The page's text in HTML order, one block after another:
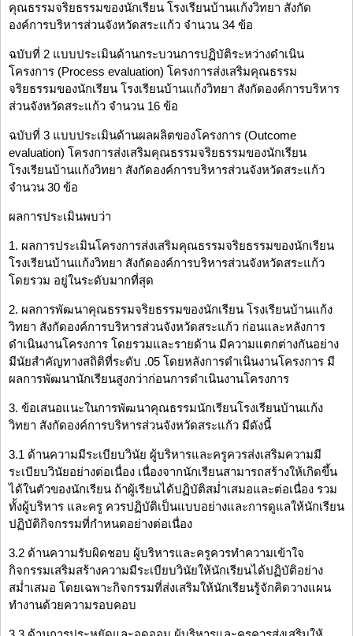
คุณธรรมจริยธรรมของนักเรียน โรงเรียนบ้านแก้งวิทยา สังกัด
องค์การบริหารส่วนจังหวัดสระแก้ว จำนวน 34 ข้อ
ฉบับที่ 2 แบบประเมินด้านกระบวนการปฏิบัติระหว่างดำเนิน
โครงการ (Process evaluation) โครงการส่งเสริมคุณธรรม
จริยธรรมของนักเรียน โรงเรียนบ้านแก้งวิทยา สังกัดองค์การบริหาร
ส่วนจังหวัดสระแก้ว จำนวน 16 ข้อ
ฉบับที่ 3 แบบประเมินด้านผลผลิตของโครงการ (Outcome
evaluation) โครงการส่งเสริมคุณธรรมจริยธรรมของนักเรียน
โรงเรียนบ้านแก้งวิทยา สังกัดองค์การบริหารส่วนจังหวัดสระแก้ว
จำนวน 30 ข้อ
ผลการประเมินพบว่า
1. ผลการประเมินโครงการส่งเสริมคุณธรรมจริยธรรมของนักเรียน
โรงเรียนบ้านแก้งวิทยา สังกัดองค์การบริหารส่วนจังหวัดสระแก้ว
โดยรวม อยู่ในระดับมากที่สุด
2. ผลการพัฒนาคุณธรรมจริยธรรมของนักเรียน โรงเรียนบ้านแก้ง
วิทยา สังกัดองค์การบริหารส่วนจังหวัดสระแก้ว ก่อนและหลังการ
ดำเนินงานโครงการ โดยรวมและรายด้าน มีความแตกต่างกันอย่าง
มีนัยสำคัญทางสถิติที่ระดับ .05 โดยหลังการดำเนินงานโครงการ มี
ผลการพัฒนานักเรียนสูงกว่าก่อนการดำเนินงานโครงการ
3. ข้อเสนอแนะในการพัฒนาคุณธรรมนักเรียนโรงเรียนบ้านแก้ง
วิทยา สังกัดองค์การบริหารส่วนจังหวัดสระแก้ว มีดังนี้
3.1 ด้านความมีระเบียบวินัย ผู้บริหารและครูควรส่งเสริมความมี
ระเบียบวินัยอย่างต่อเนื่อง เนื่องจากนักเรียนสามารถสร้างให้เกิดขึ้น
ได้ในตัวของนักเรียน ถ้าผู้เรียนได้ปฏิบัติสม่ำเสมอและต่อเนื่อง รวม
ทั้งผู้บริหาร และครู ควรปฏิบัติเป็นแบบอย่างและการดูแลให้นักเรียน
ปฏิบัติกิจกรรมที่กำหนดอย่างต่อเนื่อง
3.2 ด้านความรับผิดชอบ ผู้บริหารและครูควรทำความเข้าใจ
กิจกรรมเสริมสร้างความมีระเบียบวินัยให้นักเรียนได้ปฏิบัติอย่าง
สม่ำเสมอ โดยเฉพาะกิจกรรมที่ส่งเสริมให้นักเรียนรู้จักคิดวางแผน
ทำงานด้วยความรอบคอบ